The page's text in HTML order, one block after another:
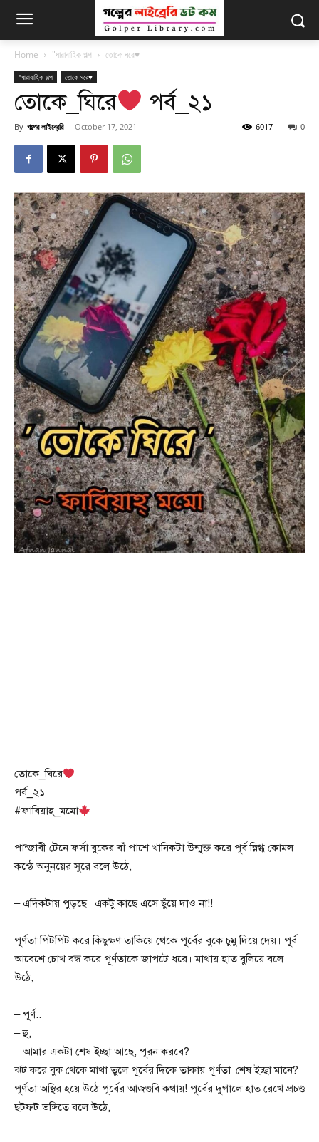
Home "ধারাবাহিক গল্প তোকে ঘরে♥
"ধারাবাহিক গল্প তোকে ঘরে♥
তোকে_ঘিরে পর্ব_২১
By গল্পের লাইব্রেরি - October 17, 2021 0
6017
তোকে_ঘিরে
পর্ব_২১
#ফাবিয়াহ্_মমো
পান্জাবী টেনে ফর্সা বুকের বাঁ পাশে খানিকটা উন্মুক্ত করে পূর্ব স্নিগ্ধ কোমল
কন্ঠে অনুনয়ের সুরে বলে উঠে,
– এদিকটায় পুড়ছে। একটু কাছে এসে ছুঁয়ে দাও না!!
পূর্ণতা পিটপিট করে কিছুক্ষণ তাকিয়ে থেকে পূর্বের বুকে চুমু দিয়ে দেয়। পূর্ব
আবেশে চোখ বন্ধ করে পূর্ণতাকে জাপটে ধরে। মাথায় হাত বুলিয়ে বলে
উঠে,
– পূর্ণ..
– হু,
– আমার একটা শেষ ইচ্ছা আছে, পূরন করবে?
ঝট করে বুক থেকে মাথা তুলে পূর্বের দিকে তাকায় পূর্ণতা।শেষ ইচ্ছা মানে?
পূর্ণতা অস্থির হয়ে উঠে পূর্বের আজগুবি কথায়! পূর্বের দুগালে হাত রেখে প্রচণ্ড
ছটফট ভঙ্গিতে বলে উঠে,